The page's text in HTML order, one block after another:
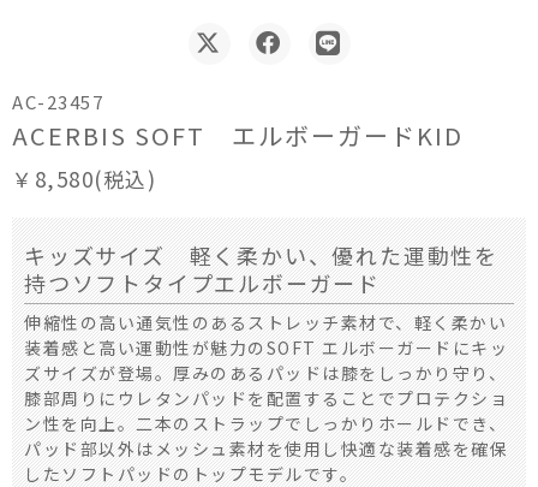
AC-23457
ACERBIS SOFT エルボーガードKID
￥8,580(税込)
キッズサイズ 軽く柔かい、優れた運動性を
持つソフトタイプエルボーガード
伸縮性の高い通気性のあるストレッチ素材で、軽く柔かい
装着感と高い運動性が魅力のSOFT エルボーガードにキッ
ズサイズが登場。厚みのあるパッドは膝をしっかり守り、
膝部周りにウレタンパッドを配置することでプロテクショ
ン性を向上。二本のストラップでしっかりホールドでき、
パッド部以外はメッシュ素材を使用し快適な装着感を確保
したソフトパッドのトップモデルです。